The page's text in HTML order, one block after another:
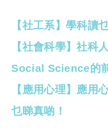
【社工系】學科讀
【社會科學】社科
Social Science的
【應用心理】應用
乜睇真啲！